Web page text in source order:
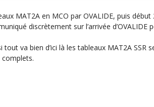
MAT2A en MCO par OVALIDE, puis
discrètement sur l’arrivée d’OVALIDE
va bien d’ici là les tableaux MAT2A SSR
complets.